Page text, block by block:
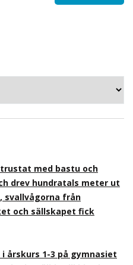
med bastu och
drev hundratals meter ut
svallvågorna från
och sällskapet fick
årskurs 1-3 på gymnasiet